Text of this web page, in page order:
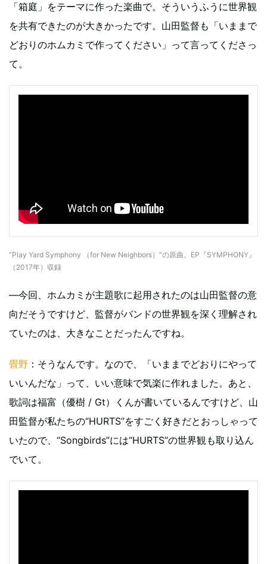
「箱庭」をテーマに作った楽曲で。そういうふうに世界観
を共有できたのが大きかったです。山田監督も「いままで
どおりのホムカミで作ってください」って言ってくださっ
て。
“Play Yard Symphony （for New Neighbors）”の原曲。EP『SYMPHONY』
（2017年）収録
—今回、ホムカミが主題歌に起用されたのは山田監督の意
向だそうですけど、監督がバンドの世界観を深く理解され
ていたのは、大きなことだったんですね。
畳野 ：そうなんです。なので、「いままでどおりにやって
いいんだな」って、いい意味で気楽に作れました。あと、
歌詞は福富（優樹 / Gt）くんが書いているんですけど、山
田監督が私たちの“HURTS”をすごく好きだとおっしゃって
いたので、“Songbirds”には“HURTS”の世界観も取り込ん
でいて。